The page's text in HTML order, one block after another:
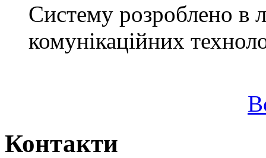
Систему розроблено в
комунікаційних
Контакти